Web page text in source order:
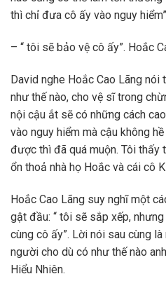
thì chỉ đưa cô ấy vào nguy
– “ tôi sẽ bảo vệ cô ấy”. Hoắc
David nghe Hoắc Cao Lãng nói
như thế nào, cho vệ sĩ trong
nội cậu ắt sẽ có những cách
vào nguy hiểm mà cậu không
được thì đã quá muộn. Tôi
ổn thoả nhà họ Hoắc và cái cô
Hoắc Cao Lãng suy nghĩ một
gật đầu: “ tôi sẽ sắp xếp,
cùng cô ấy”. Lời nói sau cùng
người cho dù có như thế nào
Hiểu Nhiên.